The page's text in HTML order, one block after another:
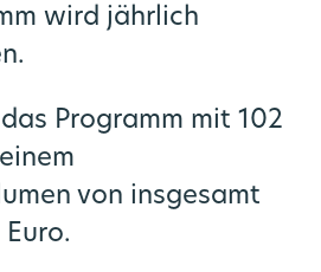
wird jährlich
Programm mit 102
von insgesamt
Angebot
Köln
Aachen
Revier
Mobilität
and Ride
Konzepte
News
Über uns
GmbH